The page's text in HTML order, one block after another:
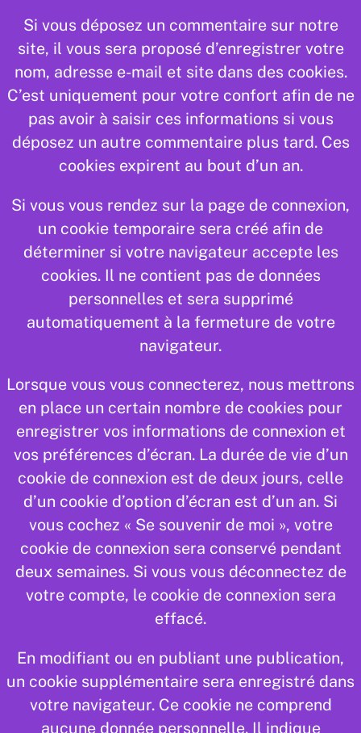
Si vous déposez un commentaire sur notre
site, il vous sera proposé d’enregistrer votre
nom, adresse e-mail et site dans des cookies.
C’est uniquement pour votre confort afin de ne
pas avoir à saisir ces informations si vous
déposez un autre commentaire plus tard. Ces
cookies expirent au bout d’un an.
Si vous vous rendez sur la page de connexion,
un cookie temporaire sera créé afin de
déterminer si votre navigateur accepte les
cookies. Il ne contient pas de données
personnelles et sera supprimé
automatiquement à la fermeture de votre
navigateur.
Lorsque vous vous connecterez, nous mettrons
en place un certain nombre de cookies pour
enregistrer vos informations de connexion et
vos préférences d’écran. La durée de vie d’un
cookie de connexion est de deux jours, celle
d’un cookie d’option d’écran est d’un an. Si
vous cochez « Se souvenir de moi », votre
cookie de connexion sera conservé pendant
deux semaines. Si vous vous déconnectez de
votre compte, le cookie de connexion sera
effacé.
En modifiant ou en publiant une publication,
un cookie supplémentaire sera enregistré dans
votre navigateur. Ce cookie ne comprend
aucune donnée personnelle. Il indique